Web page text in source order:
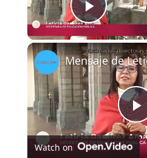
Play
Watch on